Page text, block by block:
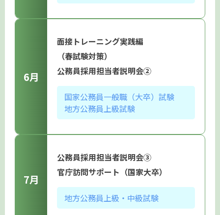
6月
面接トレーニング実践編
（春試験対策）
公務員採用担当者説明会②
国家公務員一般職（大卒）試験
地方公務員上級試験
7月
公務員採用担当者説明会③
官庁訪問サポート（国家大卒）
地方公務員上級・中級試験